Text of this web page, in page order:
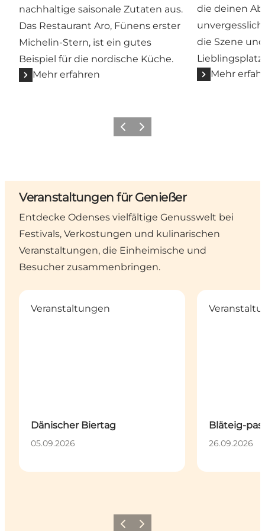
nachhaltige saisonale Zutaten aus.
Das Restaurant Aro, Fünens erster
Michelin-Stern, ist ein gutes
Beispiel für die nordische Küche.
Mehr erfahren
die deinen
die Szene
Lieblingsplatz!
Mehr
ZurückWeiter
Veranstaltungen für Genießer
Entdecke Odenses vielfältige Genusswelt bei
Festivals, Verkostungen und kulinarischen
Veranstaltungen, die Einheimische und
Besucher zusammenbringen.
Dänischer Biertag
Veranstaltungen
Dänischer Biertag
05.09.2026
Bläteig-
Bläteig-
26.09.2026
ZurückWeiter